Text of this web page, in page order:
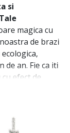
si
magica cu
de brazi
de an. Fie ca iti
efect de
atmosfera